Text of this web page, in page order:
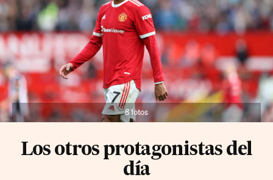
8 fotos
Los otros protagonistas del
día